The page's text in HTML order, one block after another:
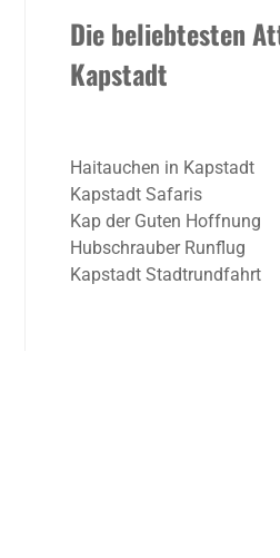
Die beliebtesten
Kapstadt
Haitauchen in Kapstadt
Kapstadt Safaris
Kap der Guten Hoffnung
Hubschrauber Runflug
Kapstadt Stadtrundfahrt